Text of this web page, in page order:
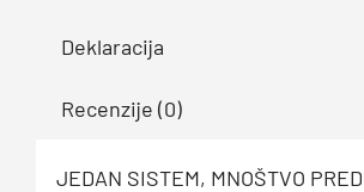
Deklaracija
Recenzije (0)
JEDAN SISTEM, MNOŠTVO